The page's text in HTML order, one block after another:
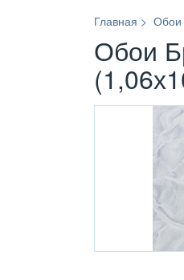
Главная Обои
Обои